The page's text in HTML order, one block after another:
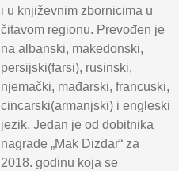
i u književnim zbornicima u
čitavom regionu. Prevođen je
na albanski, makedonski,
persijski(farsi), rusinski,
njemački, mađarski, francuski,
cincarski(armanjski) i engleski
jezik. Jedan je od dobitnika
nagrade „Mak Dizdar“ za
2018. godinu koja se